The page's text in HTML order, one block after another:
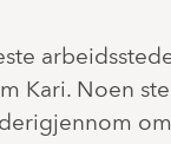
Kari. Noen